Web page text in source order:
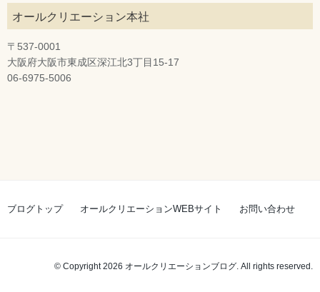
オールクリエーション本社
〒537-0001
大阪府大阪市東成区深江北3丁目15-17
06-6975-5006
ブログトップ オールクリエーションWEBサイト お問い合わせ
© Copyright 2026 オールクリエーションブログ. All rights reserved.